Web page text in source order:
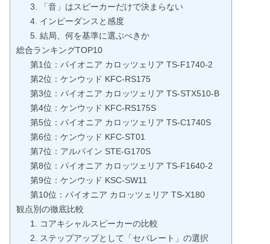
3. 「音」はスピーカーだけで決まらない
4. インピーダンスと感度
5. 結局、何を基準に選ぶべきか
総合ランキングTOP10
第1位：パイオニア カロッツェリア TS-F1740-2
第2位：ケンウッド KFC-RS175
第3位：パイオニア カロッツェリア TS-STX510-B
第4位：ケンウッド KFC-RS175S
第5位：パイオニア カロッツェリア TS-C1740S
第6位：ケンウッド KFC-ST01
第7位：アルパイン STE-G170S
第8位：パイオニア カロッツェリア TS-F1640-2
第9位：ケンウッド KSC-SW11
第10位：パイオニア カロッツェリア TS-X180
観点別の徹底比較
1. コアキシャルスピーカーの比較
2. ステップアップとして「セパレート」の選択